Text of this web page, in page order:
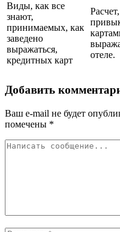
Виды, как все
знают,
принимаемых, как
заведено
выражаться,
кредитных карт
отеле.
Добавить
Ваш e-mail не будет
помечены *